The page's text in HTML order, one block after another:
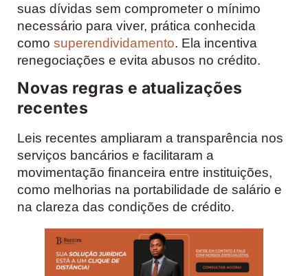
suas dívidas sem comprometer o mínimo
necessário para viver, prática conhecida
como superendividamento. Ela incentiva
renegociações e evita abusos no crédito.
Novas regras e atualizações
recentes
Leis recentes ampliaram a transparência nos
serviços bancários e facilitaram a
movimentação financeira entre instituições,
como melhorias na portabilidade de salário e
na clareza das condições de crédito.